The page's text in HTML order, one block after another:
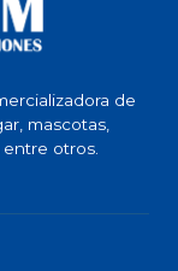
de
mascotas,
otros.